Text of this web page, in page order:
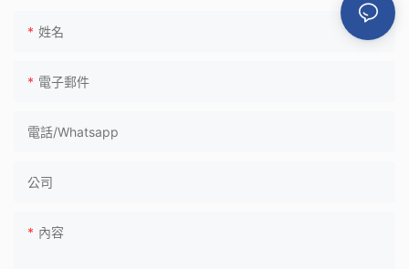
姓名
電子郵件
電話/whatsapp
公司
內容